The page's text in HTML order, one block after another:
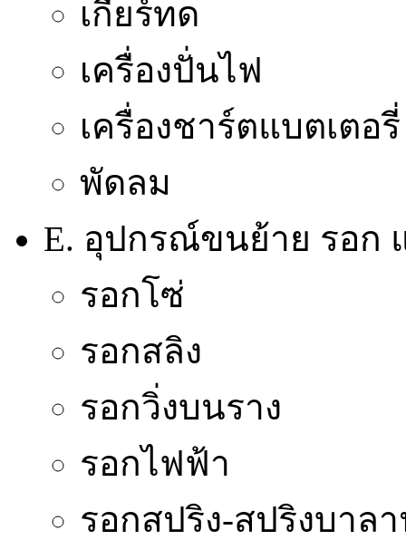
เกียร์ทด
เครื่องปั่นไฟ
เครื่องชาร์ตแบตเตอรี่
พัดลม
E. อุปกรณ์ขนย้าย รอก
รอกโซ่
รอกสลิง
รอกวิ่งบนราง
รอกไฟฟ้า
รอกสปริง-สปริงบาล